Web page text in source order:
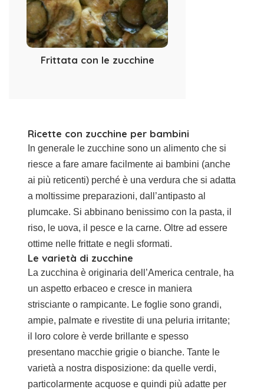
Frittata con le zucchine
Ricette con zucchine per bambini
In generale le zucchine sono un alimento che si
riesce a fare amare facilmente ai bambini (anche
ai più reticenti) perché è una verdura che si adatta
a moltissime preparazioni, dall’antipasto al
plumcake. Si abbinano benissimo con la pasta, il
riso, le uova, il pesce e la carne. Oltre ad essere
ottime nelle frittate e negli sformati.
Le varietà di zucchine
La zucchina è originaria dell’America centrale, ha
un aspetto erbaceo e cresce in maniera
strisciante o rampicante. Le foglie sono grandi,
ampie, palmate e rivestite di una peluria irritante;
il loro colore è verde brillante e spesso
presentano macchie grigie o bianche. Tante le
varietà a nostra disposizione: da quelle verdi,
particolarmente acquose e quindi più adatte per